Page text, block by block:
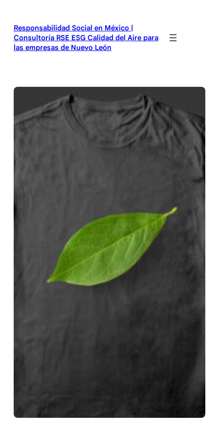
contenido
Responsabilidad Social en México |
Consultoría RSE ESG Calidad del Aire para
las empresas de Nuevo León